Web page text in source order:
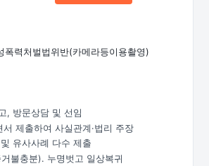
폭력처벌법위반(카메라등이용촬영)
, 방문상담 및 선임
제출하여 사실관계·법리 주장
유사사례 다수 제출
불충분). 누명벗고 일상복귀